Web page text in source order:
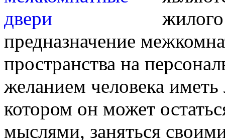
предназначение
пространства на
желанием человека
котором он может
мыслями, заняться